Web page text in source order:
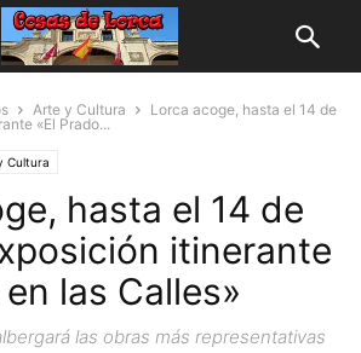
Arte y Cultura
Lorca acoge, hasta el 14 de
«El Prado...
Cultura
hasta el 14 de
itinerante
las Calles»
las obras más representativas